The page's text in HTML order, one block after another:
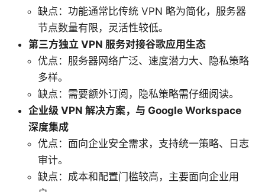
缺点：功能通常比传统 VPN 略为简化，服务器
节点数量有限，灵活性较低。
第三方独立 VPN 服务对接谷歌应用生态
优点：服务器网络广泛、速度潜力大、隐私策略
多样。
缺点：需要额外订阅，隐私策略需仔细阅读。
企业级 VPN 解决方案，与 Google Workspace
深度集成
优点：面向企业安全需求，支持统一策略、日志
审计。
缺点：成本和配置门槛较高，主要面向企业用